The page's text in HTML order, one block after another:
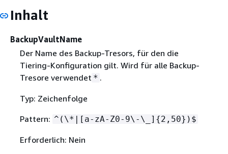
Inhalt
BackupVaultName
Der Name des Backup-Tresors, für den die
Tiering-Konfiguration gilt. Wird für alle Backup-
Tresore verwendet * .
Typ: Zeichenfolge
Pattern: ^(\*|[a-zA-Z0-9\-\_] {2,50})$
Erforderlich: Nein